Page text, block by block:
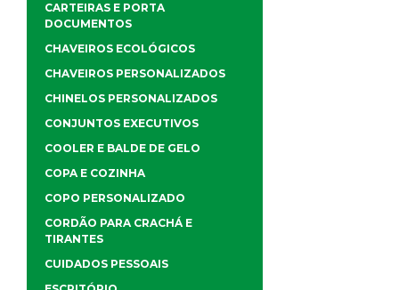
CARTEIRAS E PORTA
DOCUMENTOS
CHAVEIROS ECOLÓGICOS
CHAVEIROS PERSONALIZADOS
CHINELOS PERSONALIZADOS
CONJUNTOS EXECUTIVOS
COOLER E BALDE DE GELO
COPA E COZINHA
COPO PERSONALIZADO
CORDÃO PARA CRACHÁ E
TIRANTES
CUIDADOS PESSOAIS